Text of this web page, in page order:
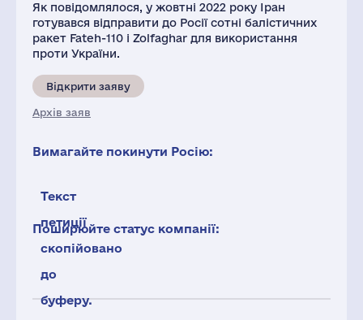
Як повідомлялося, у жовтні 2022 року Іран
готувався відправити до Росії сотні балістичних
ракет Fateh-110 і Zolfaghar для використання
проти України.
Відкрити заяву
Архів заяв
Вимагайте покинути Росію:
Текст
петиції
скопійовано
до
буферу.
Поширюйте статус компанії: